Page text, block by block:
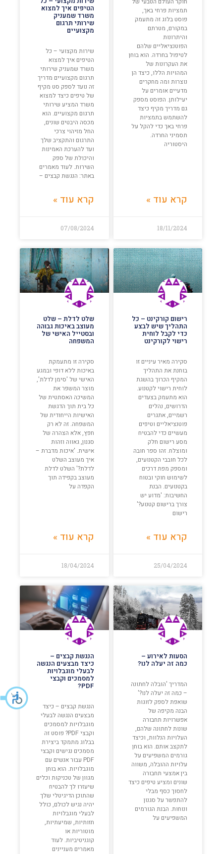
תמציות פרחי באך,
פוסט בלוג זה מתעמק
במקורם, מטרתם
והיתרונות
הפוטנציאליים שלהם
לטיפול בחרדה. הוא בוחן
את העקרונות של
המהויות הללו, כיצד הן
נוצרות ומה מחקרים
מדעיים אומרים על
יעילותן. הפוסט מספק
גם מדריך מקיף כיצד
להשתמש בתמציות
פרחי באך כדי להקל על
תסמיני החרדה.
היסטוריה
קרא עוד »
18/11/2024
הטיפים איך למצוא
משרד שמעניק
שירותי תרגום
מקצועיים
שירות מקצועי – כל
הטיפים איך למצוא
משרד שמעניק שירותי
תרגום מקצועיים מדריך
זה נועד לספק סט מקיף
של טיפים כיצד למצוא
משרד המציע שירותי
תרגום מקצועיים. הוא
מכסה היבטים שונים,
החל מזיהוי צרכי
התרגום והתקציב שלך
ועד להערכת האמינות
והיכולת של ספק
השירות. לעוד מאמרים
באתר: הנגשת קבצים –
קרא עוד »
07/08/2024
רישום קורקינט – כל
התהליך שיש לבצע
כדי לקבל לוחית
רישוי לקורקינט
סקירה מאיר עיניים זו
בוחנת את התהליך
המקיף הכרוך בהשגת
לוחית רישוי לקטנוע.
הוא מתעמק בצעדים
הדרושים, נהלים
רשמיים, אתגרים
פוטנציאליים וטיפים
מעשיים כדי להבטיח
מסע רישום חלק
ומוצלח. זהו ספר חובה
לכל חובבי הקטנועים,
ומספק מפת דרכים
לשימוש חוקי ובטוח
בקטנועים. הבנת
החשיבות: 'מדוע יש
צורך ברישום קטנוע?'
רישום
קרא עוד »
25/04/2024
שלט לדלת – שלט
מעוצב באיכות גבוהה
ובסטייל האישי של
המשפחה
סקירה זו מתעמקת
באיכות ללא דופי ובמגע
האישי של 'סימן לדלת',
מוצר המשפר את
המשיכה האסתטית של
כל בית תוך הדגשת
האישיות הייחודית של
המשפחה. זה לא רק
חפץ, אלא הצהרה של
סגנון, גאווה וזהות
אישית. 'איכות מדברת –
איך מעוצב השלט
לדלת?' השלט לדלת
מעוצב בקפידה תוך
הקפדה על
קרא עוד »
18/04/2024
הסעות לאירוע –
כמה זה יעלה לנו?
המדריך 'הובלה לחתונה
– כמה זה יעלה לנו?'
שואפת לספק לזוגות
הבנה מקיפה של
אפשרויות תחבורה
שונות לחתונה שלהם,
העלויות הנלוות, וכיצד
לתקצב אותם. הוא בוחן
גורמים המשפיעים על
עלויות ההובלה, משווה
בין אמצעי תחבורה
שונים ומציע טיפים כיצד
לחסוך כסף מבלי
להתפשר על סגנון
ונוחות. הבנת הגורמים
המשפיעים על
הנגשת קבצים –
כיצד מבצעים הנגשה
לבעלי מוגבלויות
למסמכים וקבצי
PDF?
הנגשת קבצים – כיצד
מבצעים הנגשה לבעלי
מוגבלויות למסמכים
וקבצי PDF? פוסט זה
בבלוג מתמקד ביצירת
מסמכים נגישים וקבצי
PDF עבור אנשים עם
מוגבלויות. הוא בוחן
מגוון של טכניקות וכלים
שיעזרו לך להבטיח
שהתוכן הדיגיטלי שלך
יהיה נגיש לכולם, כולל
לבעלי מוגבלויות
חזותיות, שמיעתיות,
מוטוריות או
קוגניטיביות. לעוד
מאמרים מעניינים